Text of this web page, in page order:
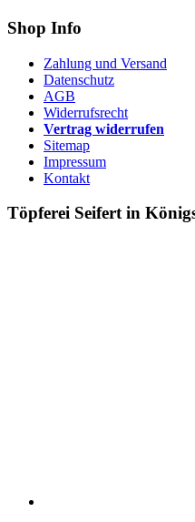
Shop Info
Zahlung und Versand
Datenschutz
AGB
Widerrufsrecht
Vertrag widerrufen
Sitemap
Impressum
Kontakt
Töpferei Seifert in